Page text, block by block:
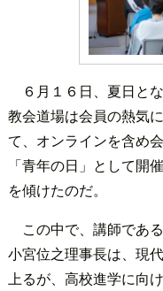
６月１６日、夏日と
教会道場は会員の熱気
て、オンラインを含め
「青年の日」として開
を傾けたのだ。
この中で、講師であ
小宮位之理事長は、現
上るが、高校進学に向